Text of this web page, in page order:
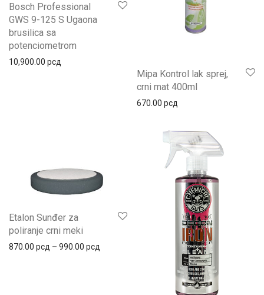
Bosch Professional
GWS 9-125 S Ugaona
brusilica sa
potenciometrom
10,900.00 рсд
Mipa Kontrol lak sprej,
crni mat 400ml
670.00 рсд
Etalon Sunđer za
poliranje crni meki
870.00 рсд – 990.00 рсд